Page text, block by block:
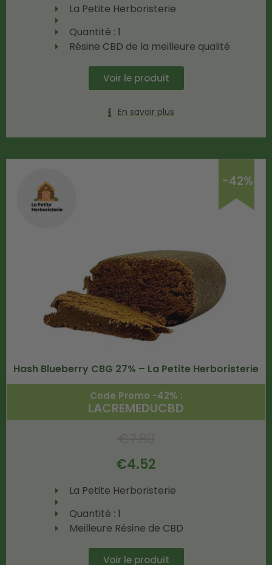
La Petite Herboristerie
Quantité : 1
Résine CBD de la meilleure qualité
Voir le produit
En savoir plus
-42%
Hash Blueberry CBG 27% – La Petite Herboristerie
Code Promo -42% :
LACREMEDUCBD
€4.52
La Petite Herboristerie
Quantité : 1
Meilleure Résine de CBD
Voir le produit